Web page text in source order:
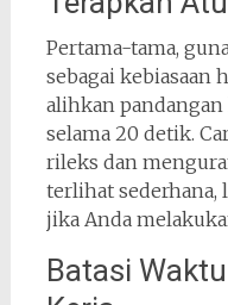
Pertama-tama,
sebagai kebiasaan
alihkan
selama 20 detik.
rileks dan
terlihat
jika Anda
Batasi